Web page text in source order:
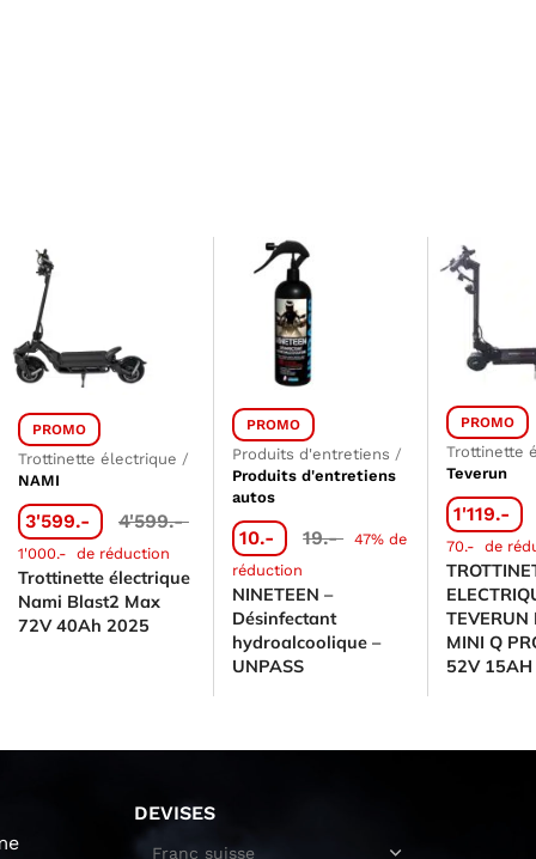
PROMO
Trottinette électrique /
NAMI
3'599.- 4'599.-
1'000.- de réduction
Trottinette électrique
Nami Blast2 Max
72V 40Ah 2025
PROMO
Produits d'entretiens /
Produits d'entretiens
autos
10.- 19.-
47% de
réduction
NINETEEN –
Désinfectant
hydroalcoolique –
UNPASS
PROMO
Trottinette
Teverun
1'119.-
70.- de
TEVERUN
MINI Q
52V 15AH
DEVISES